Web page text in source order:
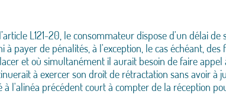
L121-20, le consommateur dispose d'un délai
à payer de pénalités, à l'exception, le cas échéant,
et où simultanément il aurait besoin de faire
à exercer son droit de rétractation sans avoir à
à l'alinéa précédent court à compter de la réception